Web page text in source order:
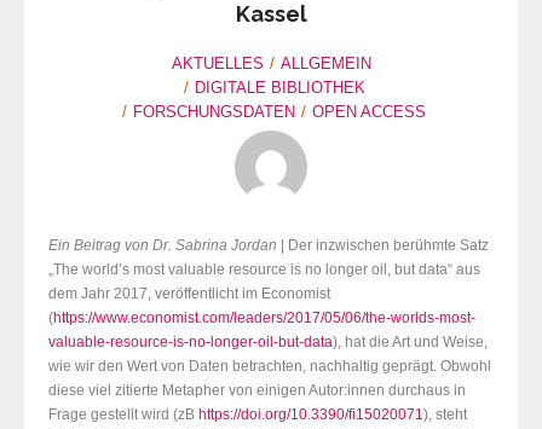
Kassel
AKTUELLES
ALLGEMEIN
DIGITALE BIBLIOTHEK
FORSCHUNGSDATEN
OPEN ACCESS
Ein Beitrag von Dr. Sabrina Jordan
| Der inzwischen berühmte Satz
„The world’s most valuable resource is no longer oil, but data“ aus
dem Jahr 2017, veröffentlicht im Economist
(https://www.economist.com/leaders/2017/05/06/the-worlds-most-
valuable-resource-is-no-longer-oil-but-data), hat die Art und Weise,
wie wir den Wert von Daten betrachten, nachhaltig geprägt. Obwohl
diese viel zitierte Metapher von einigen Autor:innen durchaus in
Frage gestellt wird (zB https://doi.org/10.3390/fi15020071), steht